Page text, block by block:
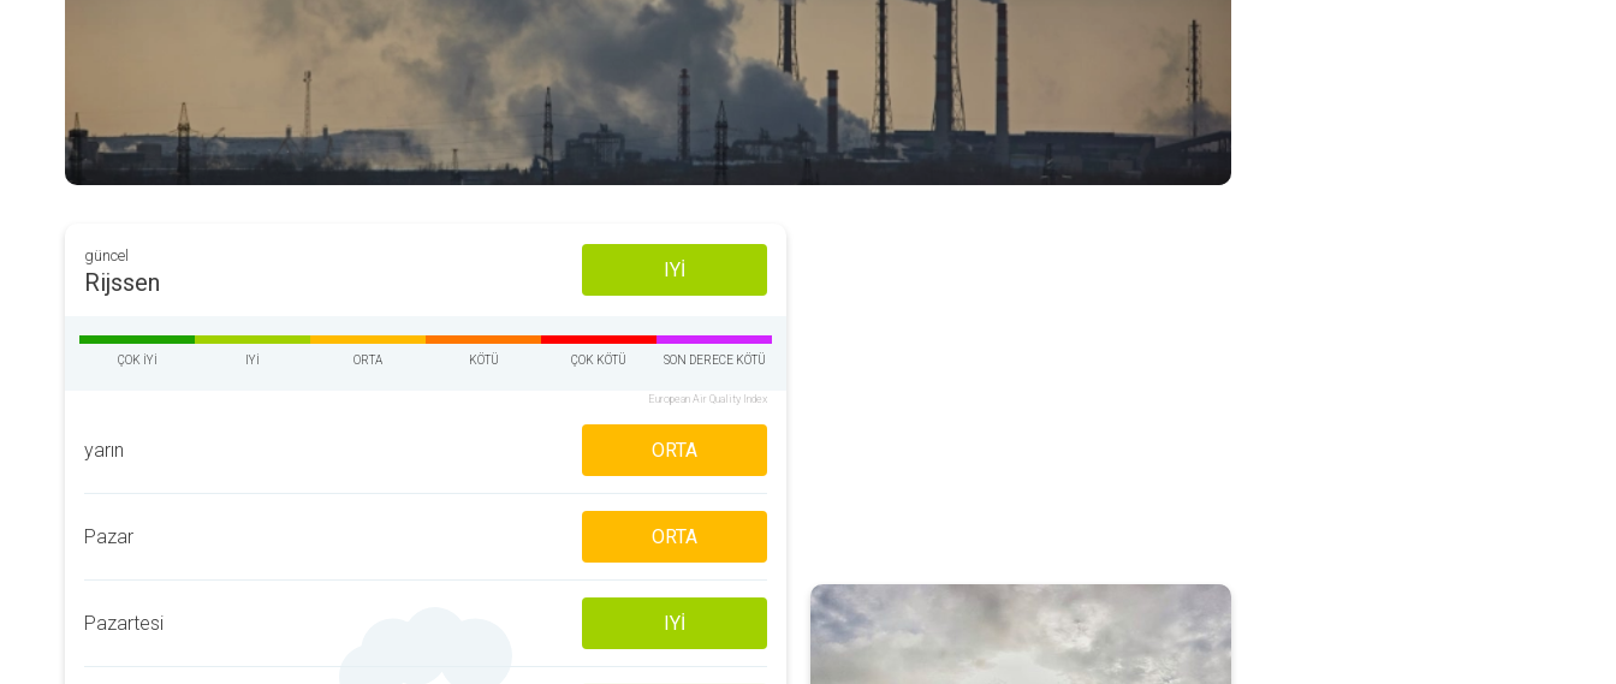
güncel
Rijssen IYI
ÇOK IYI IYI ORTA KÖTÜ ÇOK KÖTÜ SON DERECE KÖTÜ
European Air Quality Index
yarın ORTA
Pazar ORTA
Pazartesi IYI
Hava kalite İndeksi (AQİ) nasıl okunur?. Uygulama özelliği. . .